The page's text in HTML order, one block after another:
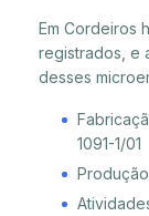
Em Cordeiros
registrados, e
desses
1091-1/01